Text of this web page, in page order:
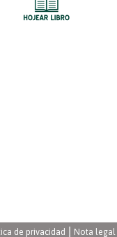
de privacidad Nota legal